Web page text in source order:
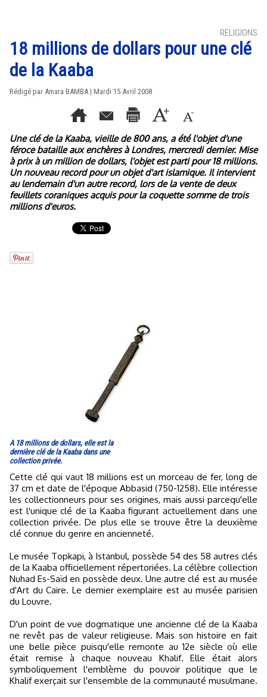
RELIGIONS
18 millions de dollars pour une clé
de la Kaaba
Rédigé par Amara BAMBA | Mardi 15 Avril 2008
Une clé de la Kaaba, vieille de 800 ans, a été l'objet d'une
féroce bataille aux enchères à Londres, mercredi dernier. Mise
à prix à un million de dollars, l'objet est parti pour 18 millions.
Un nouveau record pour un objet d'art islamique. Il intervient
au lendemain d'un autre record, lors de la vente de deux
feuillets coraniques acquis pour la coquette somme de trois
millions d'euros.
A 18 millions de dollars, elle est la
dernière clé de la Kaaba dans une
collection privée.
Cette clé qui vaut 18 millions est un morceau de fer, long de
37 cm et date de l'époque Abbasid (750-1258). Elle intéresse
les collectionneurs pour ses origines, mais aussi parcequ'elle
est l'unique clé de la Kaaba figurant actuellement dans une
collection privée. De plus elle se trouve être la deuxième
clé connue du genre en ancienneté.
Le musée Topkapi, à Istanbul, possède 54 des 58 autres clés
de la Kaaba officiellement répertoriées. La célèbre collection
Nuhad Es-Saïd en possède deux. Une autre clé est au musée
d'Art du Caire. Le dernier exemplaire est au musée parisien
du Louvre.
D'un point de vue dogmatique une ancienne clé de la Kaaba
ne revêt pas de valeur religieuse. Mais son histoire en fait
une belle pièce puisqu'elle remonte au 12e siècle où elle
était remise à chaque nouveau Khalif. Elle était alors
symboliquement l'emblème du pouvoir politique que le
Khalif exerçait sur l'ensemble de la communauté musulmane.